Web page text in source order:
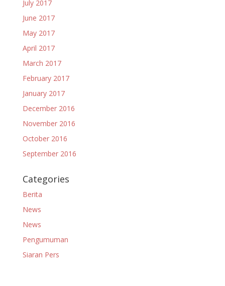
July 2017
June 2017
May 2017
April 2017
March 2017
February 2017
January 2017
December 2016
November 2016
October 2016
September 2016
Categories
Berita
News
News
Pengumuman
Siaran Pers